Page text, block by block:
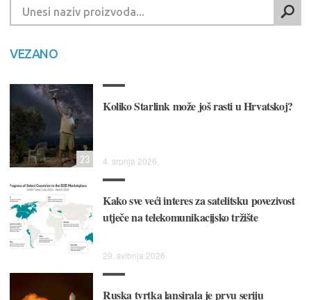
VEZANO
Koliko Starlink može još rasti u Hrvatskoj?
4. srpnja 2026.
23
Kako sve veći interes za satelitsku povezivost
utječe na telekomunikacijsko tržište
29. svibnja 2026.
Ruska tvrtka lansirala je prvu seriju